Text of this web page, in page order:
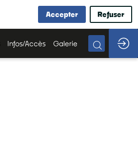
Infos/Accès Galerie
Accepter Refuser